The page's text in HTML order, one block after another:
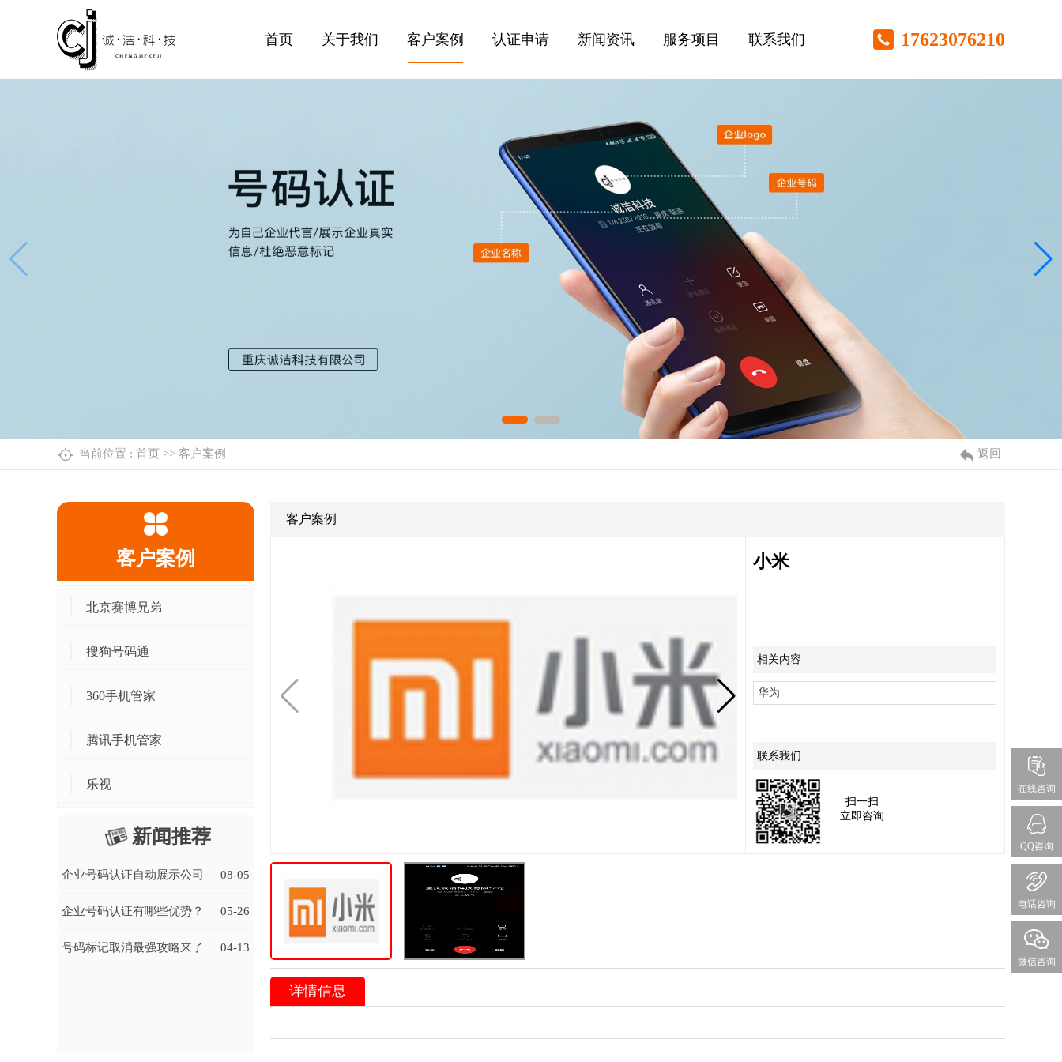
首页 关于我们 客户案例 认证申请 新闻资讯 服务项目 联系我们 17623076210
当前位置 : 首页 >> 客户案例 返回
客户案例
北京赛博兄弟
搜狗号码通
360手机管家
腾讯手机管家
乐视
新闻推荐
企业号码认证自动展示公司
名称有什么好处？
08-05
企业号码认证有哪些优势？ 05-26
号码标记取消最强攻略来了 04-13
客户案例
小米
相关内容
华为
联系我们
扫一扫
立即咨询
详情信息
在线咨询
QQ咨询
电话咨询
微信咨询